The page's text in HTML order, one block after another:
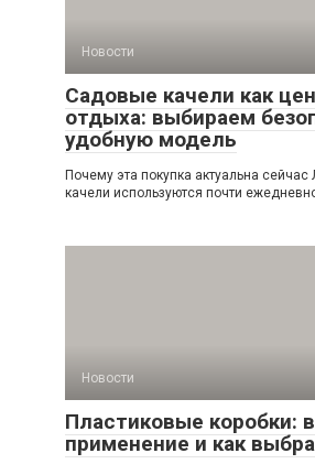
Новости
Садовые качели как
отдыха: выбираем
удобную модель
Почему эта покупка актуальна
качели используются почти
Новости
Пластиковые коробки:
применение и как